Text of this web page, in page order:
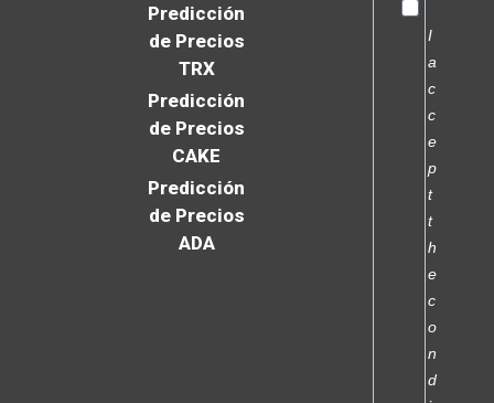
Predicción
de Precios
TRX
Predicción
de Precios
CAKE
Predicción
de Precios
ADA
I
a
c
c
e
p
t
t
h
e
c
o
n
d